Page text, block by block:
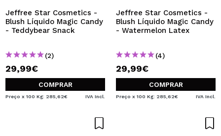
Jeffree Star Cosmetics -
Blush Líquido Magic Candy
- Teddybear Snack
(2)
29,99€
COMPRAR
Preço x 100 Kg: 285,62€ IVA Incl.
Jeffree Star Cosmetics -
Blush Líquido Magic Candy
- Watermelon Latex
(4)
29,99€
COMPRAR
Preço x 100 Kg: 285,62€ IVA Incl.